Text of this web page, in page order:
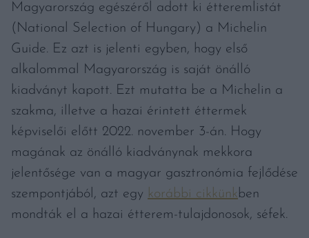
Magyarország egészéről adott ki étteremlistát
(National Selection of Hungary) a Michelin
Guide. Ez azt is jelenti egyben, hogy első
alkalommal Magyarország is saját önálló
kiadványt kapott. Ezt mutatta be a Michelin a
szakma, illetve a hazai érintett éttermek
képviselői előtt 2022. november 3-án. Hogy
magának az önálló kiadványnak mekkora
jelentősége van a magyar gasztronómia fejlődése
szempontjából, azt egy korábbi cikkünkben
mondták el a hazai étterem-tulajdonosok, séfek.